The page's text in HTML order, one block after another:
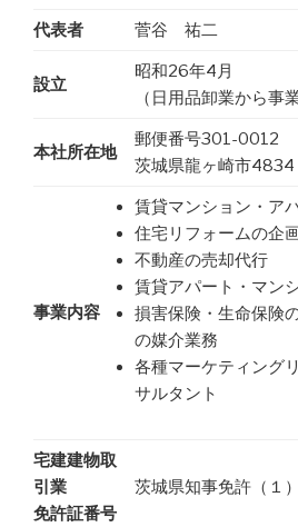
代表者 菅谷 祐二
設立
昭和26年4月
（日用品卸業から事
本社所在地
郵便番号301-0012
茨城県龍ヶ崎市4834
事業内容
賃貸マンション・ア
住宅リフォームの企
不動産の売却代行
賃貸アパート・マン
損害保険・生命保険
の媒介業務
各種マーケティング
サルタント
宅建建物取
引業
免許証番号
茨城県知事免許（１